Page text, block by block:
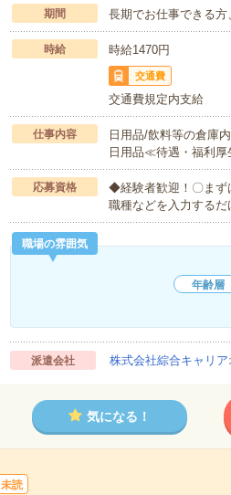
期間 長期でお仕事できる方
時給 時給1470円
交通費
交通費規定内支給
仕事内容
日用品/飲料等の倉庫
日用品≪待遇・福利
応募資格
◆経験者歓迎！〇まず
職種などを入力する
職場の雰囲気
年齢層
派遣会社 株式会社綜合キャリ
気になる！
未読